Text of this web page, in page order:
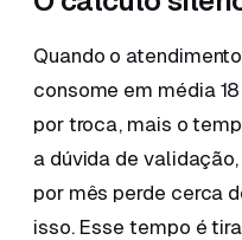
Quando o
consome em média
por troca, mais o
a dúvida de
por mês perde cerca
isso. Esse tempo é